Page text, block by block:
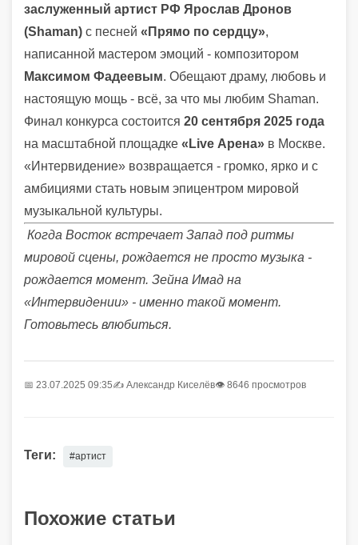
заслуженный артист РФ Ярослав Дронов
(Shaman) с песней «Прямо по сердцу»,
написанной мастером эмоций - композитором
Максимом Фадеевым. Обещают драму, любовь и
настоящую мощь - всё, за что мы любим Shaman.
Финал конкурса состоится 20 сентября 2025 года
на масштабной площадке «Live Арена» в Москве.
«Интервидение» возвращается - громко, ярко и с
амбициями стать новым эпицентром мировой
музыкальной культуры.
Когда Восток встречает Запад под ритмы
мировой сцены, рождается не просто музыка -
рождается момент. Зейна Имад на
«Интервидении» - именно такой момент.
Готовьтесь влюбиться.
📅 23.07.2025 09:35✍️ Александр Киселёв👁 8646 просмотров
Теги: #артист
Похожие статьи